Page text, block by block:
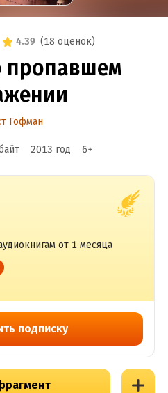
4.39 (18 оценок)
пропавшем
Гофман
2013 год 6+
от 1 месяца
подписку